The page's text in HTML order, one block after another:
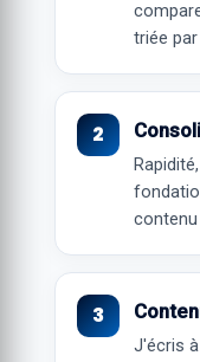
triée
J'écris